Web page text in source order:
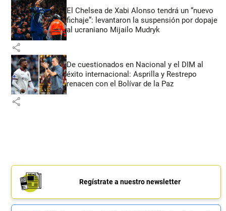
El Chelsea de Xabi Alonso tendrá un “nuevo
fichaje”: levantaron la suspensión por dopaje
al ucraniano Mijailo Mudryk
share
De cuestionados en Nacional y el DIM al
éxito internacional: Asprilla y Restrepo
renacen con el Bolívar de la Paz
share
Regístrate a nuestro newsletter